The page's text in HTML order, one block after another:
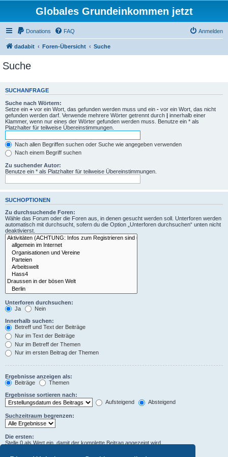
Globales Grundeinkommen jetzt
Donations FAQ Anmelden
dadabit Foren-Übersicht Suche
Suche
SUCHANFRAGE
Suche nach Wörtern:
Setze ein + vor ein Wort, das gefunden werden muss und ein - vor ein Wort, das nicht
gefunden werden darf. Verwende mehrere Wörter getrennt durch | innerhalb einer
Klammer, wenn nur eines der Wörter gefunden werden muss. Benutze ein * als
Platzhalter für teilweise Übereinstimmungen.
Nach allen Begriffen suchen oder Suche wie angegeben verwenden
Nach einem Begriff suchen
Zu suchender Autor:
Benutze ein * als Platzhalter für teilweise Übereinstimmungen.
SUCHOPTIONEN
Zu durchsuchende Foren:
Wähle das Forum oder die Foren aus, in denen gesucht werden soll. Unterforen werden
automatisch mit durchsucht, sofern du die Option „Unterforen durchsuchen“ unten nicht
deaktivierst.
Unterforen durchsuchen:
Ja
Nein
Innerhalb suchen:
Betreff und Text der Beiträge
Nur im Text der Beiträge
Nur im Betreff der Themen
Nur im ersten Beitrag der Themen
Ergebnisse anzeigen als:
Beiträge
Themen
Ergebnisse sortieren nach:
Aufsteigend
Absteigend
Suchzeitraum begrenzen:
Die ersten:
Stelle 0 als Wert ein, damit der komplette Beitrag angezeigt wird.